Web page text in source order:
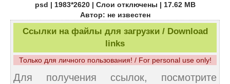
psd | 1983*2620 | Слои отключены | 17.62 MB
Автор: не известен
Ссылки на файлы для загрузки / Download
links
Только для личного пользования! / For personal use only!
Для получения ссылок, посмотрите